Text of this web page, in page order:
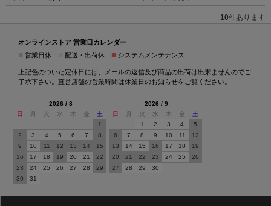
10件あります
オンラインストア 営業日カレンダー
営業日休 配送・出荷休 ■ システムメンテナンス
上記色のついた定休日には、メールの返信及び商品の出荷は出来ませんのでご
了承下さい。直営店舗の営業時間は休業日のお知らせをご覧ください。
2026 / 8
日
月 火 水 木 金
土
1
2
3 4 5 6 7
8
9
10 11 12 13 14
15
16
17 18 19 20 21
22
23
24 25 26 27 28
29
30
31
2026 / 9
日
月 火 水 木 金
土
1
2 3 4
5
6
7 8 9 10 11
12
13
14 15 16 17 18
19
20
21 22 23 24 25
26
27
28 29 30